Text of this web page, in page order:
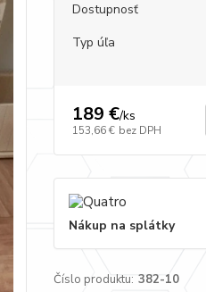
Dostupnosť
Typ úľa
189 €/ks
153,66 € bez DPH
Nákup na splátky
Číslo produktu: 382-10